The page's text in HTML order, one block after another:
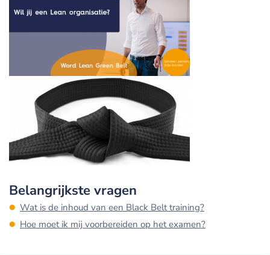
Belangrijkste vragen
Wat is de inhoud van een Black Belt training?
Hoe moet ik mij voorbereiden op het examen?